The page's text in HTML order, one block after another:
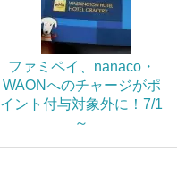
ファミペイ、nanaco・
WAONへのチャージがポ
イント付与対象外に！7/1
～